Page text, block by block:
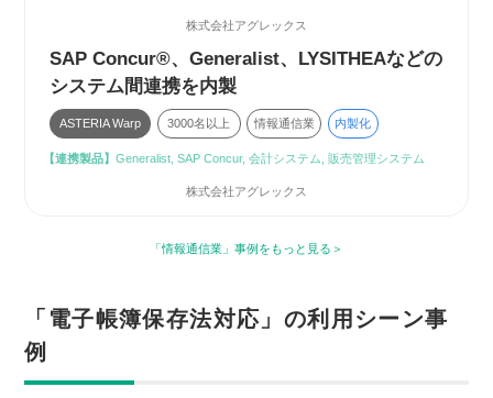
株式会社アグレックス
SAP Concur®、Generalist、LYSITHEAなどの
システム間連携を内製
ASTERIA Warp 3000名以上 情報通信業 内製化
【連携製品】Generalist, SAP Concur, 会計システム, 販売管理システム
株式会社アグレックス
「情報通信業」事例をもっと見る
「電子帳簿保存法対応」の利用シーン事
例